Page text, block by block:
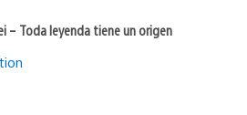
– Toda leyenda tiene un origen